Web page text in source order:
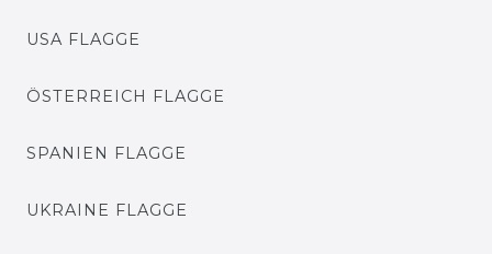
USA FLAGGE
ÖSTERREICH FLAGGE
SPANIEN FLAGGE
UKRAINE FLAGGE